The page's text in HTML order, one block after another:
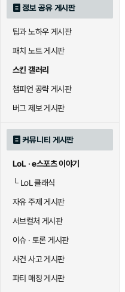
정보 공유 게시판
팁과 노하우 게시판
패치 노트 게시판
스킨 갤러리
챔피언 공략 게시판
버그 제보 게시판
커뮤니티 게시판
LoL · e스포츠 이야기
└LoL 클래식
자유 주제 게시판
서브컬처 게시판
이슈 · 토론 게시판
사건 사고 게시판
파티 매칭 게시판